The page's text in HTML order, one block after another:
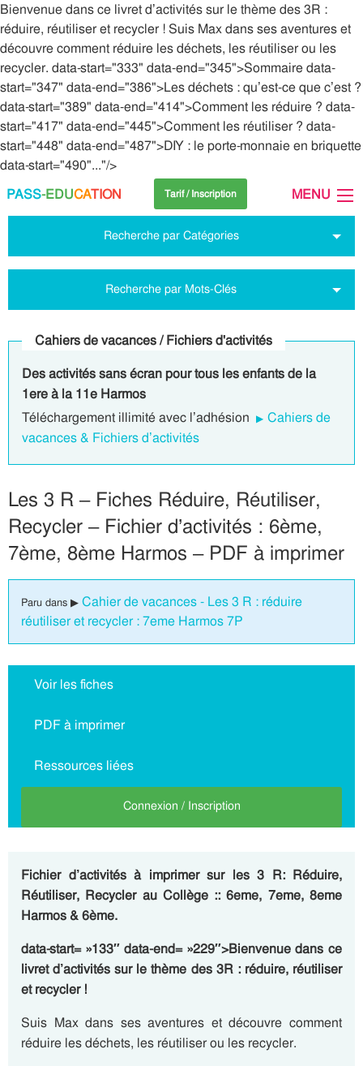
Bienvenue dans ce livret d’activités sur le thème des 3R :
réduire, réutiliser et recycler ! Suis Max dans ses aventures et
découvre comment réduire les déchets, les réutiliser ou les
recycler. data-start="333" data-end="345">Sommaire data-
start="347" data-end="386">Les déchets : qu’est-ce que c’est ?
data-start="389" data-end="414">Comment les réduire ? data-
start="417" data-end="445">Comment les réutiliser ? data-
start="448" data-end="487">DIY : le porte-monnaie en briquette
data-start="490"..."/>
PASS-EDUCATION Tarif / Inscription MENU
Recherche par Catégories
Recherche par Mots-Clés
Cahiers de vacances / Fichiers d'activités
Des activités sans écran pour tous les enfants de la
1ere à la 11e Harmos
Téléchargement illimité avec l’adhésion
Cahiers de
vacances & Fichiers d’activités
Les 3 R – Fiches Réduire, Réutiliser,
Recycler – Fichier d’activités : 6ème,
7ème, 8ème Harmos – PDF à imprimer
Paru dans ▶ Cahier de vacances - Les 3 R : réduire
réutiliser et recycler : 7eme Harmos 7P
Voir les fiches
PDF à imprimer
Ressources liées
Connexion / Inscription
Fichier d’activités à imprimer sur les 3 R: Réduire,
Réutiliser, Recycler au Collège :: 6eme, 7eme, 8eme
Harmos & 6ème.
data-start= »133″ data-end= »229″>Bienvenue dans ce
livret d’activités sur le thème des 3R : réduire, réutiliser
et recycler !
Suis Max dans ses aventures et découvre comment
réduire les déchets, les réutiliser ou les recycler.